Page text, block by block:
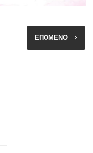
ΕΠΟΜΕΝΟ